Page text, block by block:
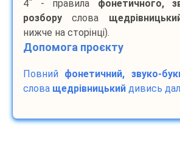
4
- правила фонетичного,
розбору слова
нижче на сторінці).
Допомога проєкту
Повний фонетичний, звуко-
слова щедрівницький дивись